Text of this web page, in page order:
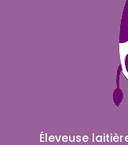
Éleveuse